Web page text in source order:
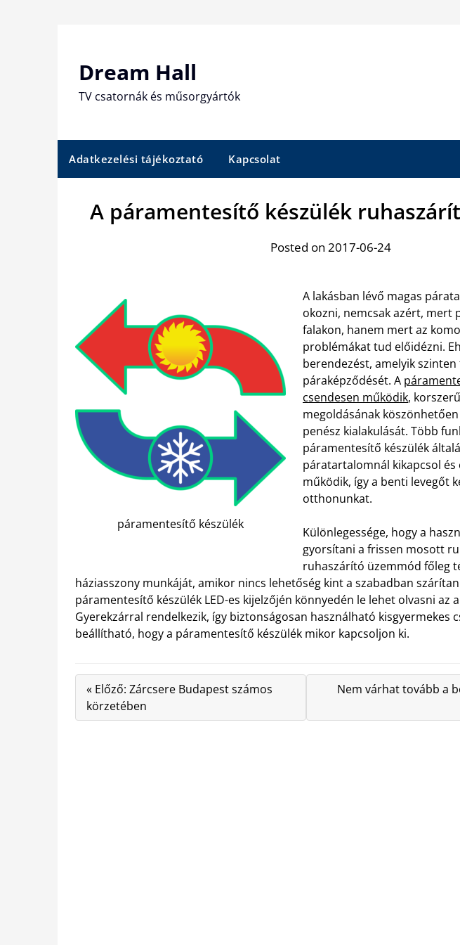
Dream Hall
TV csatornák és műsorgyártók
Adatkezelési tájékoztató Kapcsolat
A páramentesítő készülék
Posted on 2017-06-24
páramentesítő készülék
A lakásban lévő magas
okozni, nemcsak azért, mert
falakon, hanem mert az
problémákat tud előidézni.
berendezést, amelyik
páraképződését. A
csendesen működik,
megoldásának
penész kialakulását. Több
páramentesítő készülék
páratartalomnál kikapcsol
működik, így a benti levegőt
otthonunkat.
Különlegessége, hogy a
gyorsítani a frissen mosott
ruhaszárító üzemmód főleg
háziasszony munkáját, amikor nincs lehetőség kint a szabadban
páramentesítő készülék LED-es kijelzőjén könnyedén le lehet olvasni az
Gyerekzárral rendelkezik, így biztonságosan használható kisgyermekes
beállítható, hogy a páramentesítő készülék mikor kapcsoljon ki.
« Előző: Zárcsere Budapest számos
körzetében
Nem várhat tovább a